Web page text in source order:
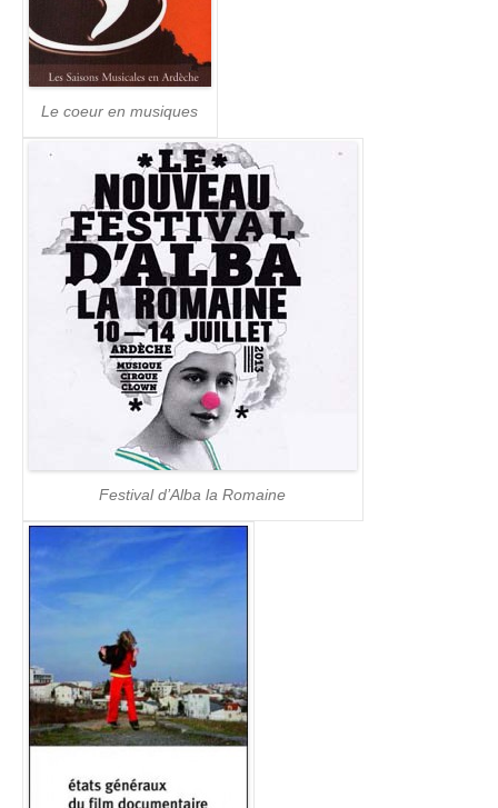
Le coeur en musiques
Festival d’Alba la Romaine